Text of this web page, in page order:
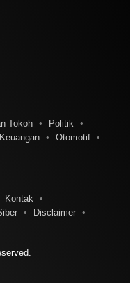
Tokoh
Politik
Keuangan
Otomotif
Kontak
Disclaimer